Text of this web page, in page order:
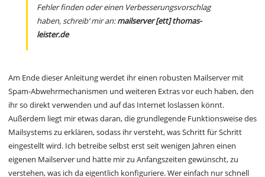
Fehler finden oder einen Verbesserungsvorschlag
haben, schreib‘ mir an:mailserver [ett] thomas-
leister.de
Am Ende dieser Anleitung werdet ihr einen robusten Mailserver mit
Spam-Abwehrmechanismen und weiteren Extras vor euch haben, den
ihr so direkt verwenden und auf das Internet loslassen könnt.
Außerdem liegt mir etwas daran, die grundlegende Funktionsweise des
Mailsystems zu erklären, sodass ihr versteht, was Schritt für Schritt
eingestellt wird. Ich betreibe selbst erst seit wenigen Jahren einen
eigenen Mailserver und hätte mir zu Anfangszeiten gewünscht, zu
verstehen, was ich da eigentlich konfiguriere. Wer einfach nur schnell